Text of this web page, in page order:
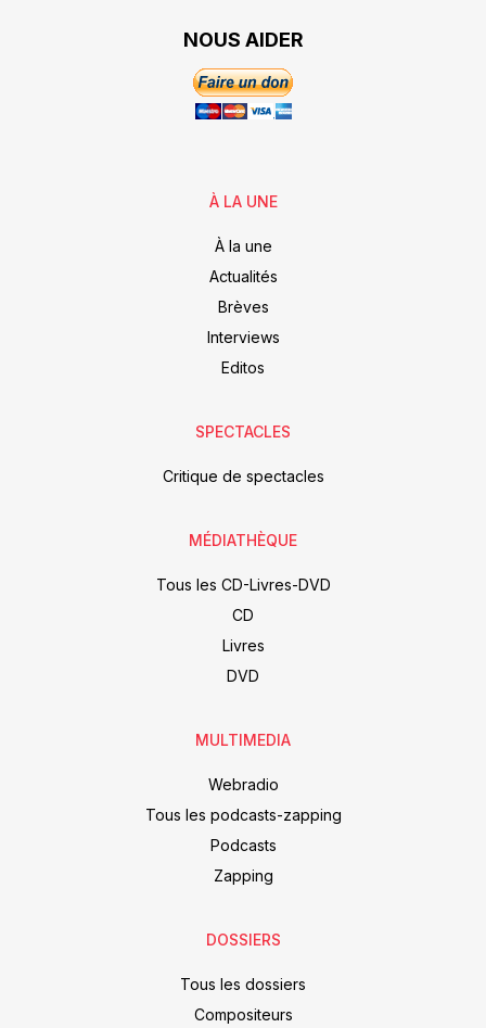
NOUS AIDER
À LA UNE
À la une
Actualités
Brèves
Interviews
Editos
SPECTACLES
Critique de spectacles
MÉDIATHÈQUE
Tous les CD-Livres-DVD
CD
Livres
DVD
MULTIMEDIA
Webradio
Tous les podcasts-zapping
Podcasts
Zapping
DOSSIERS
Tous les dossiers
Compositeurs